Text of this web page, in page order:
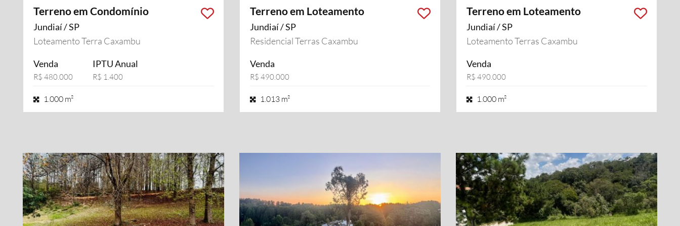
Terreno em Condomínio
Jundiaí / SP
Loteamento Terra Caxambu
Venda
R$ 480.000
IPTU Anual
R$ 1.400
1.000 m²
Terreno em Loteamento
Jundiaí / SP
Residencial Terras Caxambu
Venda
R$ 490.000
1.013 m²
Terreno em Loteamento
Jundiaí / SP
Loteamento Terras Caxambu
Venda
R$ 490.000
1.000 m²